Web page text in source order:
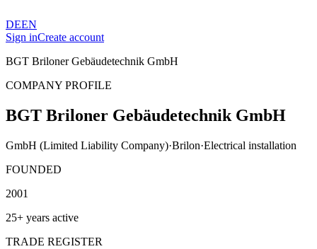
DEEN
Sign inCreate account
BGT Briloner Gebäudetechnik GmbH
COMPANY PROFILE
BGT Briloner Gebäudetechnik GmbH
GmbH (Limited Liability Company)·Brilon·Electrical installation
FOUNDED
2001
25+ years active
TRADE REGISTER